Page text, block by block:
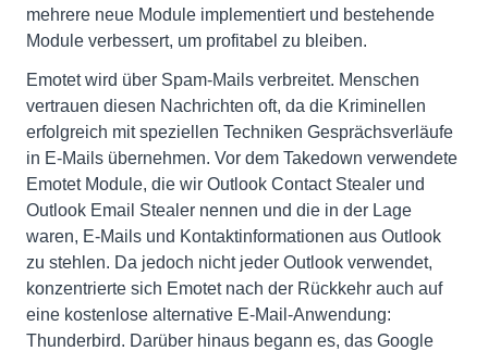
mehrere neue Module implementiert und bestehende
Module verbessert, um profitabel zu bleiben.
Emotet wird über Spam-Mails verbreitet. Menschen
vertrauen diesen Nachrichten oft, da die Kriminellen
erfolgreich mit speziellen Techniken Gesprächsverläufe
in E-Mails übernehmen. Vor dem Takedown verwendete
Emotet Module, die wir Outlook Contact Stealer und
Outlook Email Stealer nennen und die in der Lage
waren, E-Mails und Kontaktinformationen aus Outlook
zu stehlen. Da jedoch nicht jeder Outlook verwendet,
konzentrierte sich Emotet nach der Rückkehr auch auf
eine kostenlose alternative E-Mail-Anwendung:
Thunderbird. Darüber hinaus begann es, das Google